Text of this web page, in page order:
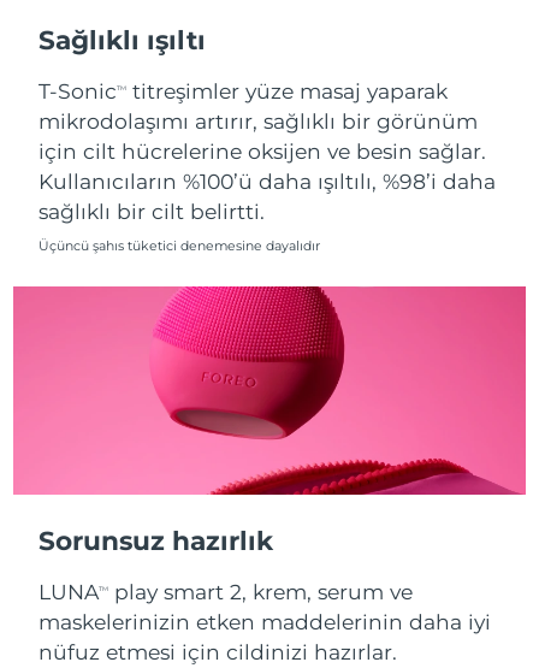
Sağlıklı ışıltı
T-SonicTM
titreşimler yüze masaj yaparak
mikrodolaşımı artırır, sağlıklı bir görünüm
için cilt hücrelerine oksijen ve besin sağlar.
Kullanıcıların %100’ü daha ışıltılı, %98’i daha
sağlıklı bir cilt belirtti.
Üçüncü şahıs tüketici denemesine dayalıdır
Sorunsuz hazırlık
LUNATM
play smart 2, krem, serum ve
maskelerinizin etken maddelerinin daha iyi
nüfuz etmesi için cildinizi hazırlar.
Suudi Arabistan
Singapur Tahmini teslim tarihi8/11/26
Slovakya Tahmini teslim tarihi8/9/26
Slovenya Tahmini teslim tarihi
Tahmini teslim tarihi
Tahmini teslim tarihi
Tahmini teslim tarihi
Tahmini teslim tarihi8/9/26
İsviçre
Tayvan Tahmini teslim tarihi
Tayland Tahmini teslim tarihi